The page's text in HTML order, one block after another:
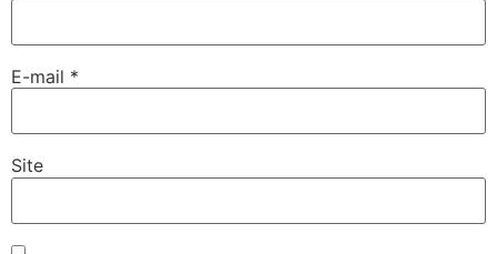
E-mail *
Site